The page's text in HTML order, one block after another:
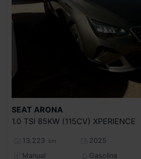
SEAT ARONA
1.0 TSI 85KW (115CV) XPERIENCE
13.223 km
2025
Manual
Gasolina